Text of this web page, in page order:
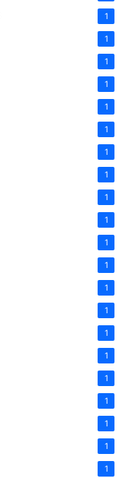
1
1
1
1
1
1
1
1
1
1
1
1
1
1
1
1
1
1
1
1
1